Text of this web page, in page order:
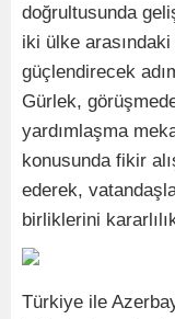
doğrultusunda
iki ülke
güçlendirecek
Gürlek,
yardımlaşma
konusunda fikir
ederek,
birliklerini
Türkiye ile